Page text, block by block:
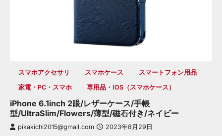
スマホアクセサリ スマホケース
スマートフォン用品
家電・PC・スマホ
専用品・iOS（スマホケース）
iPhone 6.1inch 2眼/レザーケース/手帳
型/UltraSlim/Flowers/薄型/磁石付き/ネイビー
pikakichi2015@gmail.com 2023年8月29日